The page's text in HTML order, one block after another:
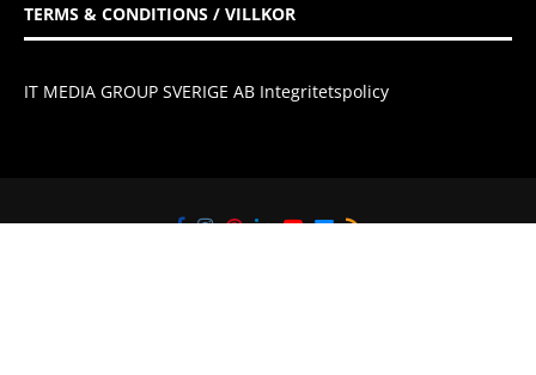
TERMS & CONDITIONS / VILLKOR
IT MEDIA GROUP SVERIGE AB Integritetspolicy